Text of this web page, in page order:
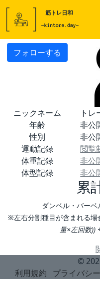
フォローする
ニックネーム
ト
年齢
非公
性別
非公
運動記録
閲覧
体重記録
非公
体型記録
非公
累
ダンベル・バー
※左右分割種目が含まれる場
量×左回数))
©
利用規約
プライバシー